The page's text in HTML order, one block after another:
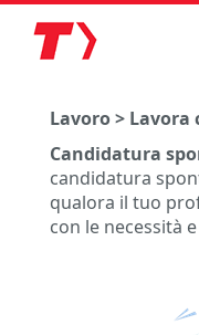
Lavoro > Lavora
Candidatura
candidatura
qualora il tuo
con le necessità